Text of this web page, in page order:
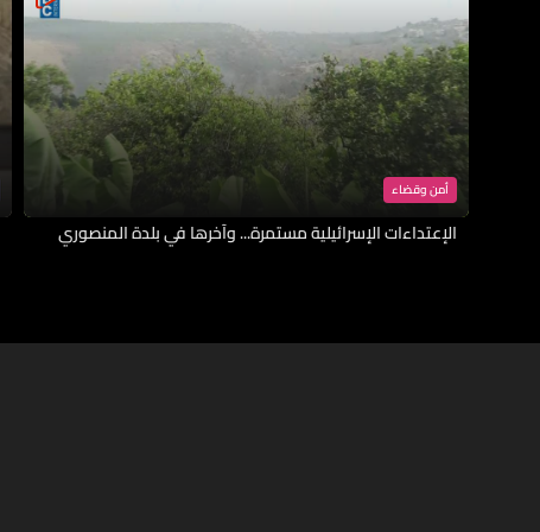
أمن وقضاء
الإعتداءات الإسرائيلية مستمرة... وآخرها في بلدة المنصوري